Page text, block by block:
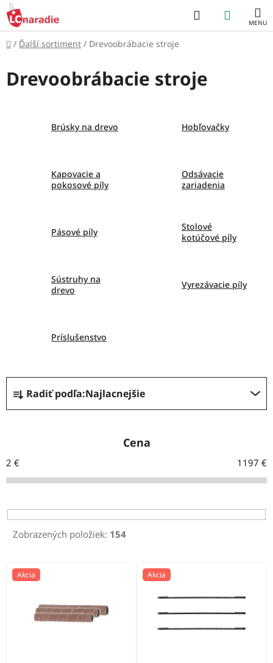
Prejsť
na
obsah
Hľadať
KOŠÍK
Domov
/ Ďalší sortiment / Drevoobrábacie stroje
Drevoobrábacie stroje
Brúsky na drevo Hobľovačky
Kapovacie a
pokosové píly
Odsávacie
zariadenia
Pásové píly
Stolové
kotúčové píly
Sústruhy na
drevo
Vyrezávacie píly
Príslušenstvo
R
a
n
i
p
r
d
u
Radiť podľa:Najlacnejšie
Cena
2 € 1197 €
Zobrazených položiek: 154
VAkcia Akcia